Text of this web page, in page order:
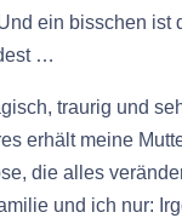
ein bisschen ist
…
traurig und
erhält meine
die alles
und ich nur: